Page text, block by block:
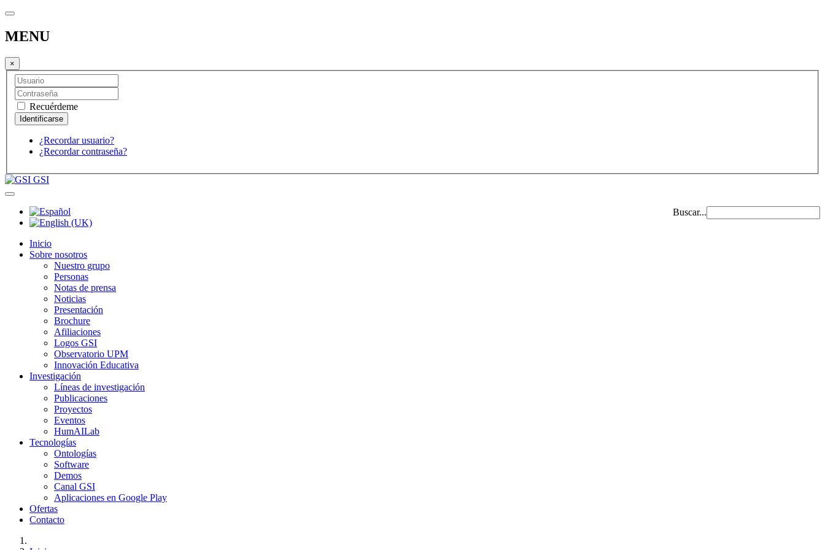
MENU
×
Recuérdeme
¿Recordar usuario?
¿Recordar contraseña?
GSI
Buscar...
Inicio
Sobre nosotros
Nuestro grupo
Personas
Notas de prensa
Noticias
Presentación
Brochure
Afiliaciones
Logos GSI
Observatorio UPM
Innovación Educativa
Investigación
Líneas de investigación
Publicaciones
Proyectos
Eventos
HumAILab
Tecnologías
Ontologías
Software
Demos
Canal GSI
Aplicaciones en Google Play
Ofertas
Contacto